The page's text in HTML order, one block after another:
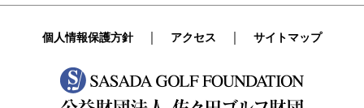
個人情報保護方針 ｜ アクセス ｜ サイトマップ